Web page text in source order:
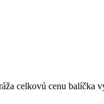
celkovú cenu balíčka